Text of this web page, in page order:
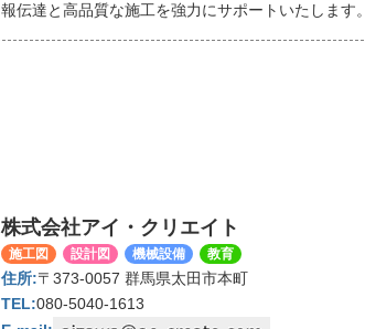
報伝達と高品質な施工を強力にサポートいたします。
株式会社アイ・クリエイト
施工図 設計図 機械設備 教育
〒373-0057 群馬県太田市本町
080-5040-1613